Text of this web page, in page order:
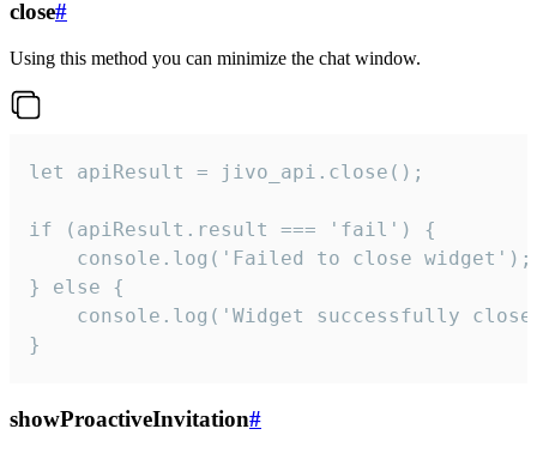
close#
Using this method you can minimize the chat window.
let apiResult = jivo_api.close();
if (apiResult.result === 'fail') {
    console.log('Failed to close widget');
} else {
console.log('Widget successfully
}
showProactiveInvitation#